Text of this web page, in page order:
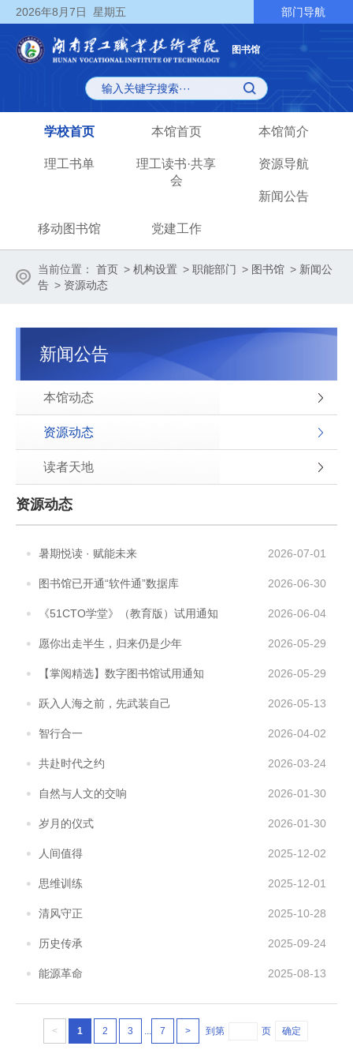
2026年8月7日 星期五 部门导航
图书馆
学校首页 本馆首页 本馆简介
理工书单
理工读书·共享
会
资源导航
新闻公告
移动图书馆 党建工作
当前位置： 首页 > 机构设置 > 职能部门 > 图书馆 > 新闻公
告 > 资源动态
新闻公告
本馆动态
资源动态
读者天地
资源动态
暑期悦读 · 赋能未来 2026-07-01
图书馆已开通“软件通”数据库 2026-06-30
《51CTO学堂》（教育版）试用通知 2026-06-04
愿你出走半生，归来仍是少年 2026-05-29
【掌阅精选】数字图书馆试用通知 2026-05-29
跃入人海之前，先武装自己 2026-05-13
智行合一 2026-04-02
共赴时代之约 2026-03-24
自然与人文的交响 2026-01-30
岁月的仪式 2026-01-30
人间值得 2025-12-02
思维训练 2025-12-01
清风守正 2025-10-28
历史传承 2025-09-24
能源革命 2025-08-13
< 1 2 3 7 > 到第 页 确定